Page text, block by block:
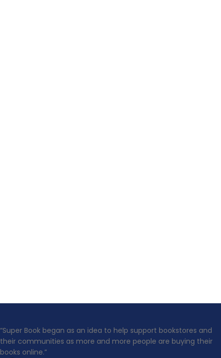
“Super Book began as an idea to help support bookstores and
their communities as more and more people are buying their
books online.”